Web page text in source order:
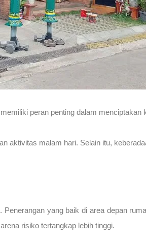
peran penting dalam
aktivitas malam hari. Selain itu,
yang baik di area depan
risiko tertangkap lebih tinggi.